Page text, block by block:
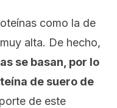
como la de
alta. De hecho,
se basan, por lo
de suero de
de este